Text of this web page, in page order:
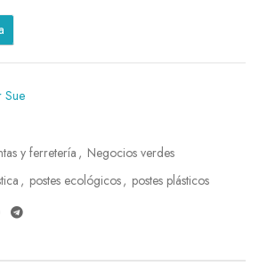
Sue
y ferretería, Negocios verdes
, postes ecológicos, postes plásticos